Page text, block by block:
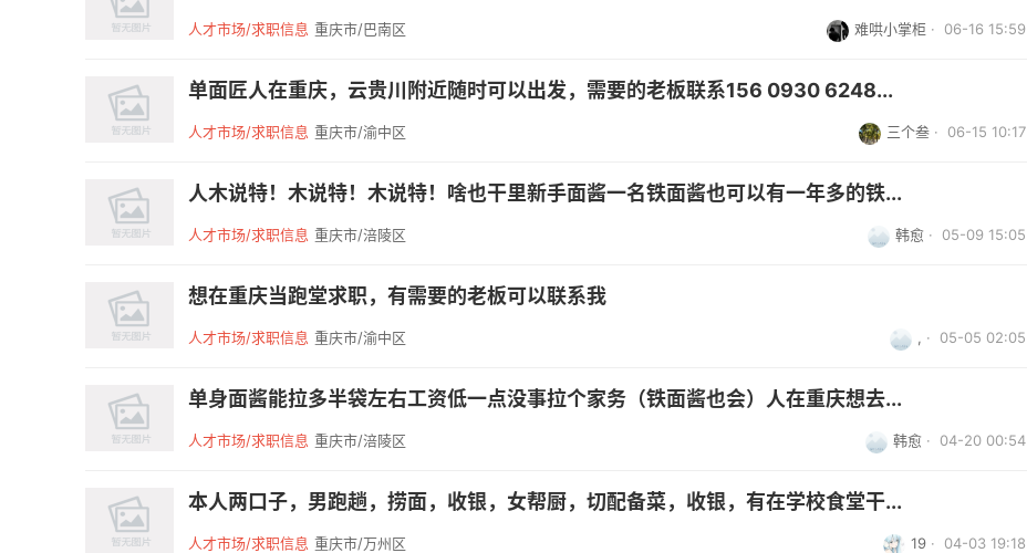
人才市场/求职信息 重庆市/巴南区 难哄小掌柜 · 06-16 15:59
单面匠人在重庆，云贵川附近随时可以出发，需要的老板联系156 0930 6248...
人才市场/求职信息 重庆市/渝中区 三个叁 · 06-15 10:17
人木说特！木说特！木说特！啥也干里新手面酱一名铁面酱也可以有一年多的铁...
人才市场/求职信息 重庆市/涪陵区 韩愈 · 05-09 15:05
想在重庆当跑堂求职，有需要的老板可以联系我
人才市场/求职信息 重庆市/渝中区 , · 05-05 02:05
单身面酱能拉多半袋左右工资低一点没事拉个家务（铁面酱也会）人在重庆想去...
人才市场/求职信息 重庆市/涪陵区 韩愈 · 04-20 00:54
本人两口子，男跑趟，捞面，收银，女帮厨，切配备菜，收银，有在学校食堂干...
人才市场/求职信息 重庆市/万州区 19 · 04-03 19:18